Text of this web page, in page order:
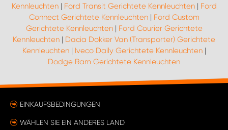
Kennleuchten| Ford Transit Gerichtete Kennleuchten| Ford
Connect Gerichtete Kennleuchten| Ford Custom
Gerichtete Kennleuchten| Ford Courier Gerichtete
Kennleuchten | Dacia Dokker Van (Transporter) Gerichtete
Kennleuchten| Iveco Daily Gerichtete Kennleuchten|
Dodge Ram Gerichtete Kennleuchten
EINKAUFSBEDINGUNGEN
WÄHLEN SIE EIN ANDERES LAND